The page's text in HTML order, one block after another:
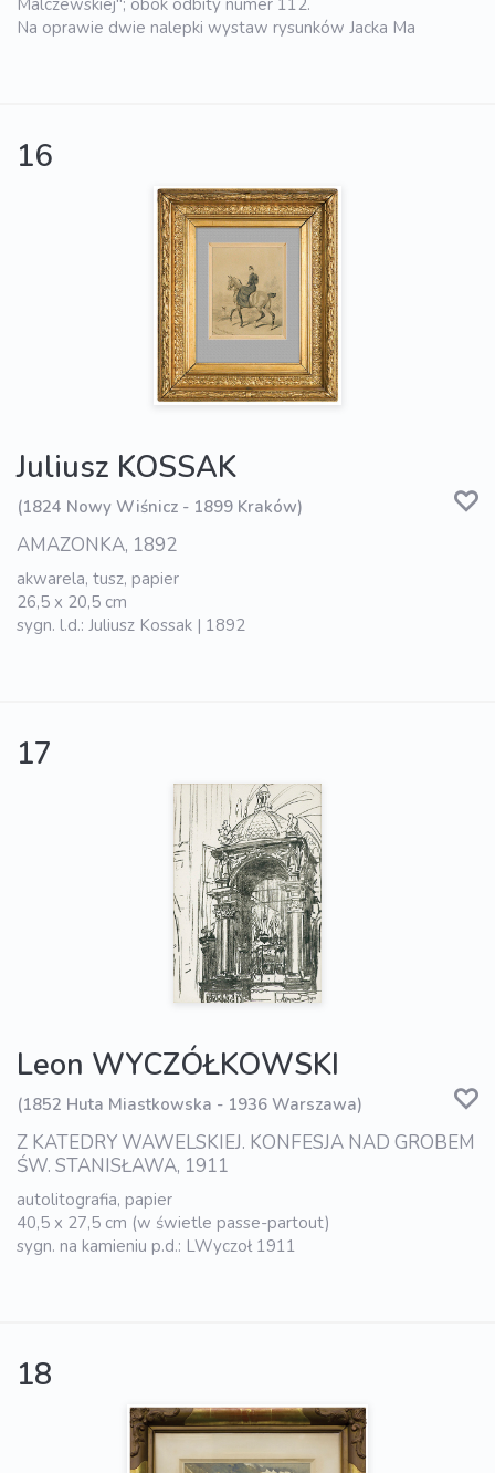
Malczewskiej"; obok odbity numer 112.
Na oprawie dwie nalepki wystaw rysunków Jacka Ma
16
Juliusz KOSSAK
(1824 Nowy Wiśnicz - 1899 Kraków)
AMAZONKA, 1892
akwarela, tusz, papier
26,5 x 20,5 cm
sygn. l.d.: Juliusz Kossak | 1892
17
Leon WYCZÓŁKOWSKI
(1852 Huta Miastkowska - 1936 Warszawa)
Z KATEDRY WAWELSKIEJ. KONFESJA NAD GROBEM
ŚW. STANISŁAWA, 1911
autolitografia, papier
40,5 x 27,5 cm (w świetle passe-partout)
sygn. na kamieniu p.d.: LWyczoł 1911
18